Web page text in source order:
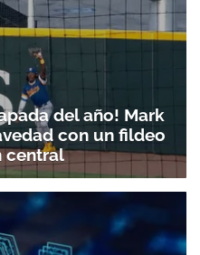
del año! Mark
con un fildeo
central